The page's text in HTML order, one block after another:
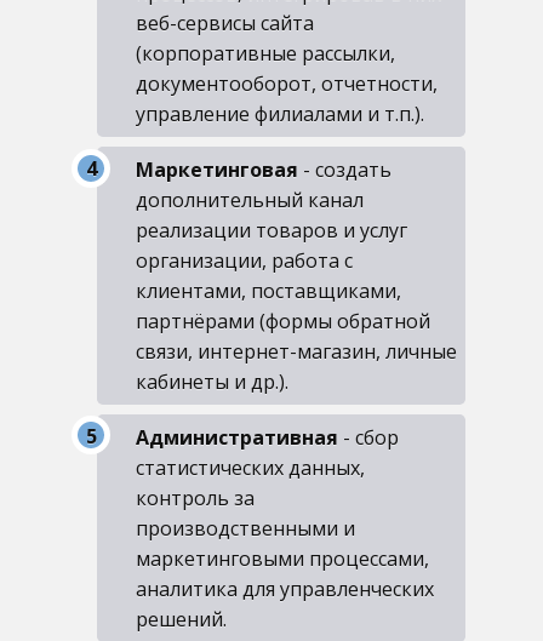
веб-сервисы сайта
(корпоративные рассылки,
документооборот, отчетности,
управление филиалами и т.п.).
Маркетинговая - создать
дополнительный канал
реализации товаров и услуг
организации, работа с
клиентами, поставщиками,
партнёрами (формы обратной
связи, интернет-магазин, личные
кабинеты и др.).
Административная - сбор
статистических данных,
контроль за
производственными и
маркетинговыми процессами,
аналитика для управленческих
решений.